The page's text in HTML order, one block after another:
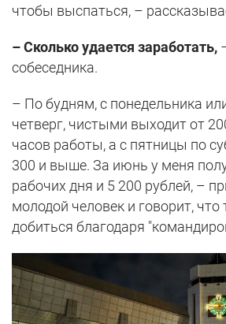
чтобы выспаться, –
– Сколько удается заработать,
собеседника.
– По будням, с понедельника
четверг, чистыми выходит от
часов работы, а с пятницы по
300 и выше. За июнь у меня
рабочих дня и 5 200 рублей, –
молодой человек и говорит, что
добиться благодаря